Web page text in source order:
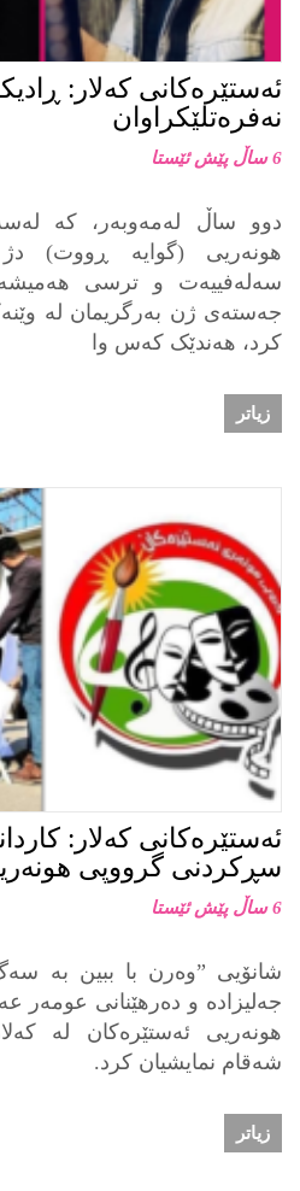
ئەستێرەکانی کەلار:
نەفرەتلێکراوان
6 ساڵ پێش ئێستا
دوو ساڵ لەمەوبەر، کە
هونەریى (گوایە ڕووت)
سەلەفییەت و ترسى
جەستەى ژن بەرگریمان لە
کرد، هەندێک کەس وا
زیاتر
ئەستێرەکانی کەلار:
سڕکردنی گرووپی
6 ساڵ پێش ئێستا
شانۆیی ”وەرن با ببین بە
جەلیزادە و دەرهێنانی عومەر
هونەریی ئەستێرەکان لە
شەقام نمایشیان کرد.
زیاتر